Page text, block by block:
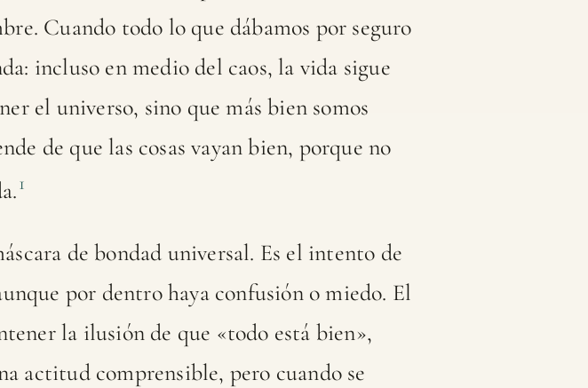
Cuando todo lo que dábamos por seguro
incluso en medio del caos, la vida sigue
el universo, sino que más bien somos
de que las cosas vayan bien, porque no
1
de bondad universal. Es el intento de
por dentro haya confusión o miedo. El
la ilusión de que «todo está bien»,
actitud comprensible, pero cuando se